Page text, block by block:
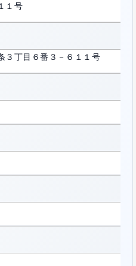
１号
３丁目６番３－６１１号